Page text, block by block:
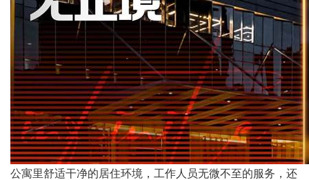
公寓里舒适干净的居住环境，工作人员无微不至的服务，还